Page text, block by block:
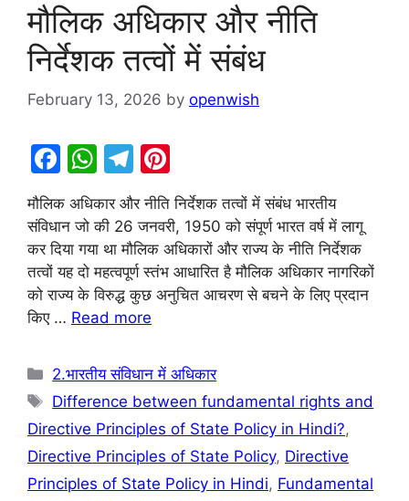
मौलिक अधिकार और नीति
निर्देशक तत्वों में संबंध
February 13, 2026 by openwish
F
c
e
b
o
o
k
W
at
s
A
p
p
T
el
e
gr
a
m
nt
er
e
st
मौलिक अधिकार और नीति निर्देशक तत्वों में संबंध भारतीय
संविधान जो की 26 जनवरी, 1950 को संपूर्ण भारत वर्ष में लागू
कर दिया गया था मौलिक अधिकारों और राज्य के नीति निर्देशक
तत्वों यह दो महत्वपूर्ण स्तंभ आधारित है मौलिक अधिकार नागरिकों
को राज्य के विरुद्ध कुछ अनुचित आचरण से बचने के लिए प्रदान
किए … Read more
Categories
2.भारतीय संविधान में अधिकार
Tags
Difference between fundamental rights and
Directive Principles of State Policy in Hindi?,
Directive Principles of State Policy, Directive
Principles of State Policy in Hindi, Fundamental